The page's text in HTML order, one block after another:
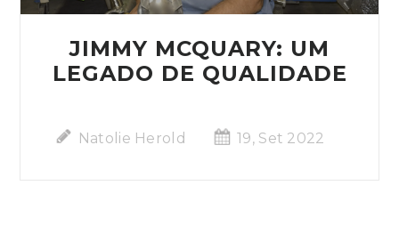
JIMMY MCQUARY: UM
LEGADO DE QUALIDADE
Natolie Herold 19, Set 2022